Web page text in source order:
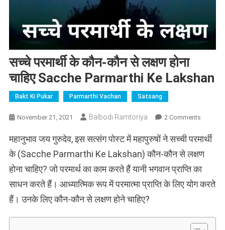
सच्चे परमार्थी के कौन-कौन से लक्षण होना
चाहिए Sacche Parmarthi Ke Lakshan
Bakt Ki Pukar Parmarthi Vachan Satsang
November 21, 2021 Balbodi Ramtoriya 2 CommentsOn
परमार्थी
कौन
से
चाहिए
Sacche
महानुभाव जय गुरुदेव, इस सत्संग पोस्ट में महापुरुषों ने सच्ची परमार्थी
के (Sacche Parmarthi Ke Lakshan) कौन-कौन से लक्षण
होना चाहिए? जो परमार्थ का काम करते हैं यानी भगवान प्राप्ति का
साधन करते हैं। आध्यात्मिक रूप में परमात्मा प्राप्ति के लिए योग करते
हैं। उनके लिए कौन-कौन से लक्षण होने चाहिए?